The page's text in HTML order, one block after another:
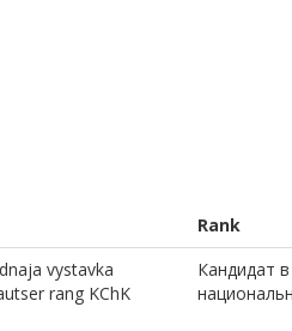
Rank
vystavka
rang KChK
Кандидат